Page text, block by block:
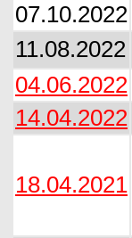
07.10.2022
11.08.2022
04.06.2022
14.04.2022
18.04.2021